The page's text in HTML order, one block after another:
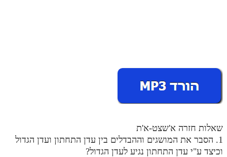
תלמוד עשר הספירות בעיון
תלמוד עשר הספירות חלק א
תע"ס חלק ב' עיון
תע"ס חלק ג' עיון
שאלות חזרה א'שצט-א'ת
1. הסבר את המושגים וההבדלים בין עדן התחתון ועדן הגדול
וכיצד ע"י עדן התחתון נגיע לעדן הגדול?